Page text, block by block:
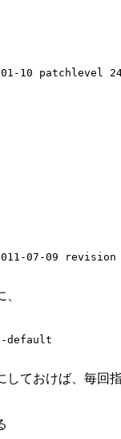
10 patchlevel
default
しておけば、毎回